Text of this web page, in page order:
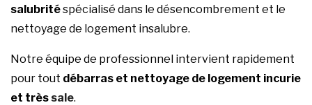
salubritéspécialisé dans le désencombrement et le
nettoyage de logement insalubre.
Notre équipe de professionnel intervient rapidement
pour tout débarras et nettoyage de logement incurie
et très sale.